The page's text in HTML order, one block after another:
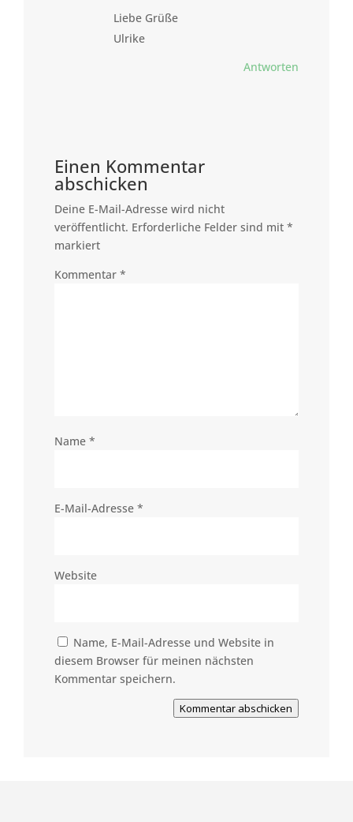
Liebe Grüße
Ulrike
Antworten
Einen Kommentar
abschicken
Deine E-Mail-Adresse wird nicht
veröffentlicht. Erforderliche Felder sind mit *
markiert
Kommentar *
Name *
E-Mail-Adresse *
Website
Name, E-Mail-Adresse und Website in
diesem Browser für meinen nächsten
Kommentar speichern.
Kommentar abschicken